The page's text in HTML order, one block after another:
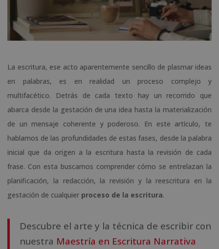
La escritura, ese acto aparentemente sencillo de plasmar ideas
en palabras, es en realidad un proceso complejo y
multifacético. Detrás de cada texto hay un recorrido que
abarca desde la gestación de una idea hasta la materialización
de un mensaje coherente y poderoso. En este artículo, te
hablamos de las profundidades de estas fases, desde la palabra
inicial que da origen a la escritura hasta la revisión de cada
frase. Con esta buscamos comprender cómo se entrelazan la
planificación, la redacción, la revisión y la reescritura en la
gestación de cualquier proceso de la escritura.
Descubre el arte y la técnica de escribir con
nuestra Maestría en Escritura Narrativa